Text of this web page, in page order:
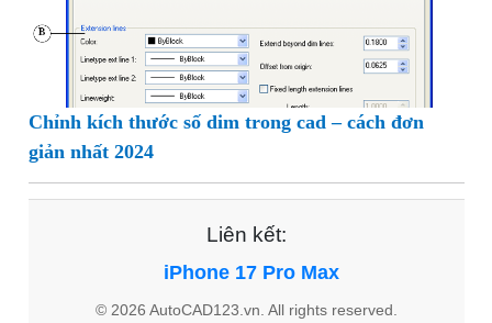
Chỉnh kích thước số dim trong cad – cách đơn
giản nhất 2024
Liên kết:
iPhone 17 Pro Max
© 2026 AutoCAD123.vn. All rights reserved.